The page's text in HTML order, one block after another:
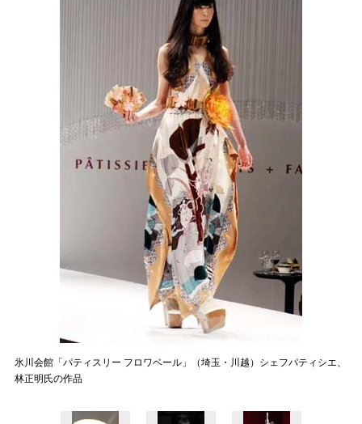
氷川会館「パティスリー フロワベール」（埼玉・川越）シェフパティシエ、
林正明氏の作品